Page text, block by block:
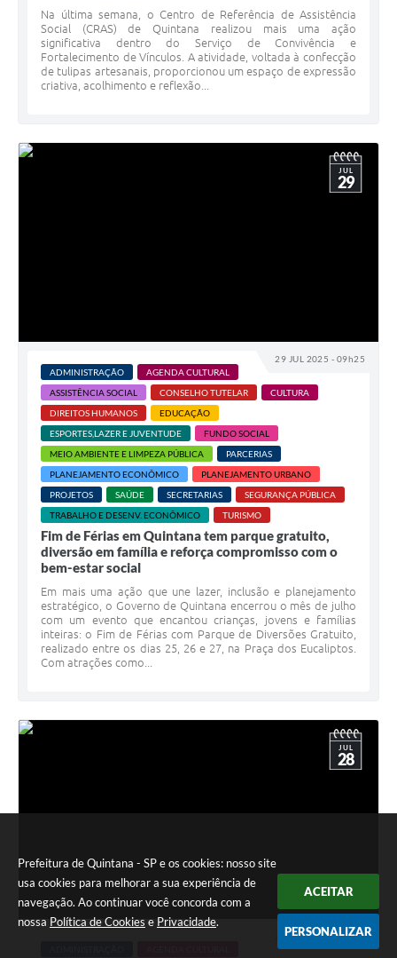
Prefeitura de Quintana - SP e os cookies: nosso site
usa cookies para melhorar a sua experiência de
navegação. Ao continuar você concorda com a
nossa Política de Cookies e Privacidade.
ACEITAR
PERSONALIZAR
Na última semana, o Centro de Referência de Assistência
Social (CRAS) de Quintana realizou mais uma ação
significativa dentro do Serviço de Convivência e
Fortalecimento de Vínculos. A atividade, voltada à confecção
de tulipas artesanais, proporcionou um espaço de expressão
criativa, acolhimento e reflexão...
29 JUL 2025 - 09h25
JUL
29
ADMINISTRAÇÃO
AGENDA CULTURAL
ASSISTÊNCIA SOCIAL
CONSELHO TUTELAR
CULTURA
DIREITOS HUMANOS
EDUCAÇÃO
ESPORTES,LAZER E JUVENTUDE
FUNDO SOCIAL
MEIO AMBIENTE E LIMPEZA PÚBLICA
PARCERIAS
PLANEJAMENTO ECONÔMICO
PLANEJAMENTO URBANO
PROJETOS
SAÚDE SECRETARIAS
SEGURANÇA PÚBLICA
TRABALHO E DESENV. ECONÔMICO
TURISMO
Fim de Férias em Quintana tem parque gratuito,
diversão em família e reforça compromisso com o
bem-estar social
Em mais uma ação que une lazer, inclusão e planejamento
estratégico, o Governo de Quintana encerrou o mês de julho
com um evento que encantou crianças, jovens e famílias
inteiras: o Fim de Férias com Parque de Diversões Gratuito,
realizado entre os dias 25, 26 e 27, na Praça dos Eucaliptos.
Com atrações como...
28 JUL 2025 - 15h59
JUL
28